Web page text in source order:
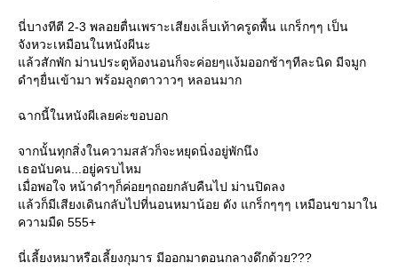
นี่บางทีตี 2-3 พลอยตื่นเพราะเสียงเล็บเท้าครูดพื้น แกร็กๆๆ เป็น
จังหวะเหมือนในหนังผีนะ
ล้วสักพัก ม่านประตูห้องนอนก็จะค่อยๆแง้มออกช้าๆทีละนิด มีจมูก
ดำๆยื่นเข้ามา พร้อมลูกตาวาวๆ หลอนมาก
ฉากนี้ในหนังผีเลยค่ะขอบอก
จากนั้นทุกสิ่งในความสลัวก็จะหยุดนิ่งอยู่พักนึง
เธอนับคน...อยู่ครบไหม
เมื่อพอใจ หน้าดำๆก็ค่อยๆถอยกลับคืนไป ม่านปิดลง
ล้วก็มีเสียงเดินกลับไปที่นอนหมาน้อย ดัง แกร็กๆๆๆ เหมือนขามาใน
ความมืด 555+
นี่เลี้ยงหมาหรือเลี้ยงกุมาร มีออกมาตอนกลางดึกด้วย???